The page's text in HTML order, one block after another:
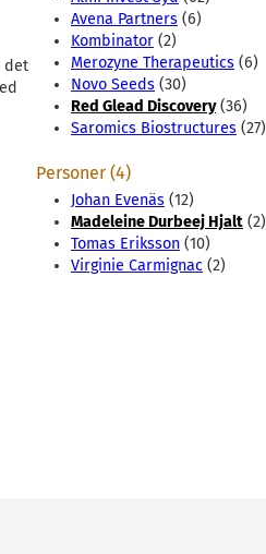
det
Avena Partners (6)
Kombinator (2)
Merozyne Therapeutics (6)
Novo Seeds (30)
Red Glead Discovery(36)
Saromics Biostructures (27)
Personer (4)
Johan Evenäs (12)
Madeleine Durbeej Hjalt (2)
Tomas Eriksson (10)
Virginie Carmignac (2)